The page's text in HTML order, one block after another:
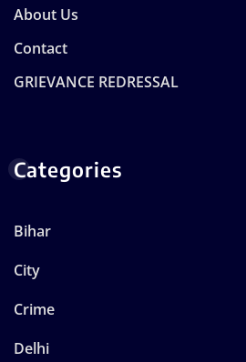
About Us
Contact
GRIEVANCE REDRESSAL
Categories
Bihar
City
Crime
Delhi